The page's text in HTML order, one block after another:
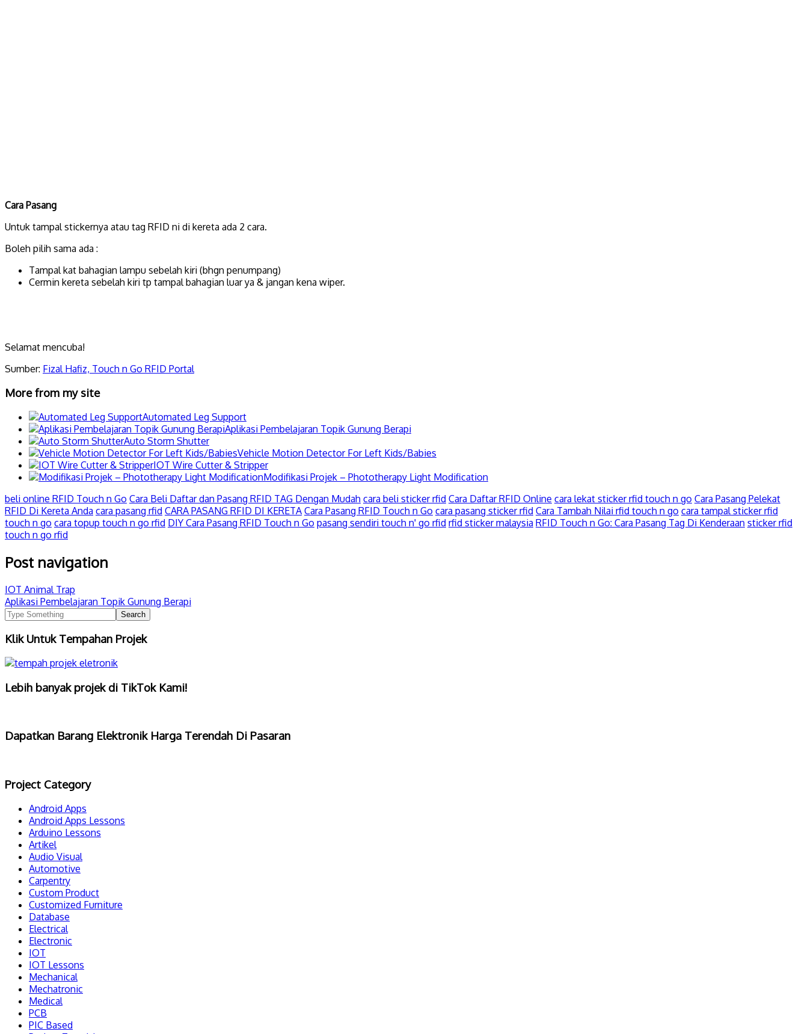
Cara Pasang
Untuk tampal stickernya atau tag RFID ni di kereta ada 2 cara.
Boleh pilih sama ada :
Tampal kat bahagian lampu sebelah kiri (bhgn penumpang)
Cermin kereta sebelah kiri tp tampal bahagian luar ya & jangan kena wiper.
Selamat mencuba!
Sumber: Fizal Hafiz, Touch n Go RFID Portal
More from my site
Automated Leg Support
Aplikasi Pembelajaran Topik Gunung Berapi
Auto Storm Shutter
Vehicle Motion Detector For Left Kids/Babies
IOT Wire Cutter & Stripper
Modifikasi Projek – Phototherapy Light Modification
beli online RFID Touch n Go Cara Beli Daftar dan Pasang RFID TAG Dengan Mudah cara beli sticker rfid Cara Daftar RFID Online cara lekat sticker rfid touch n go Cara Pasang Pelekat
RFID Di Kereta Anda cara pasang rfid CARA PASANG RFID DI KERETA Cara Pasang RFID Touch n Go cara pasang sticker rfid Cara Tambah Nilai rfid touch n go cara tampal sticker rfid
touch n go cara topup touch n go rfid DIY Cara Pasang RFID Touch n Go pasang sendiri touch n' go rfid rfid sticker malaysia RFID Touch n Go: Cara Pasang Tag Di Kenderaan sticker rfid
touch n go rfid
Post navigation
IOT Animal Trap
Aplikasi Pembelajaran Topik Gunung Berapi
Klik Untuk Tempahan Projek
Lebih banyak projek di TikTok Kami!
Dapatkan Barang Elektronik Harga Terendah Di Pasaran
Project Category
Android Apps
Android Apps Lessons
Arduino Lessons
Artikel
Audio Visual
Automotive
Carpentry
Custom Product
Customized Furniture
Database
Electrical
Electronic
IOT
IOT Lessons
Mechanical
Mechatronic
Medical
PCB
PIC Based